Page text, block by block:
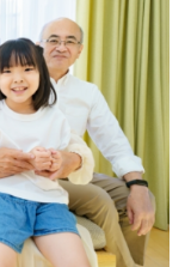
判断
ミング